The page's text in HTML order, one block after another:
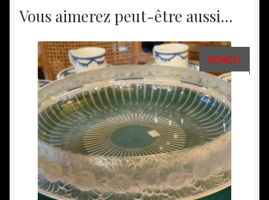
Vous aimerez peut-être aussi…
VENDU